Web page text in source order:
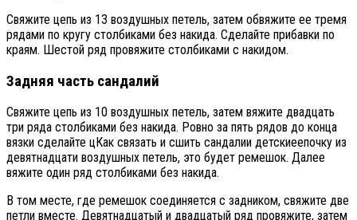
Свяжите цепь из 13 воздушных петель, затем обвяжите ее тремя
рядами по кругу столбиками без накида. Сделайте прибавки по
краям. Шестой ряд провяжите столбиками с накидом.
Задняя часть сандалий
Свяжите цепь из 10 воздушных петель, затем вяжите двадцать
три ряда столбиками без накида. Ровно за пять рядов до конца
вязки сделайте цКак связать и сшить сандалии детскиеепочку из
девятнадцати воздушных петель, это будет ремешок. Далее
вяжите один ряд столбиками без накида.
В том месте, где ремешок соединяется с задником, свяжите две
петли вместе. Девятнадцатый и двадцатый ряд провяжите, затем